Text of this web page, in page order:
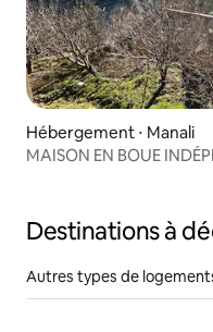
Hébergement ⋅ Manali
MAISON EN BOUE
Destinations à
Autres types de